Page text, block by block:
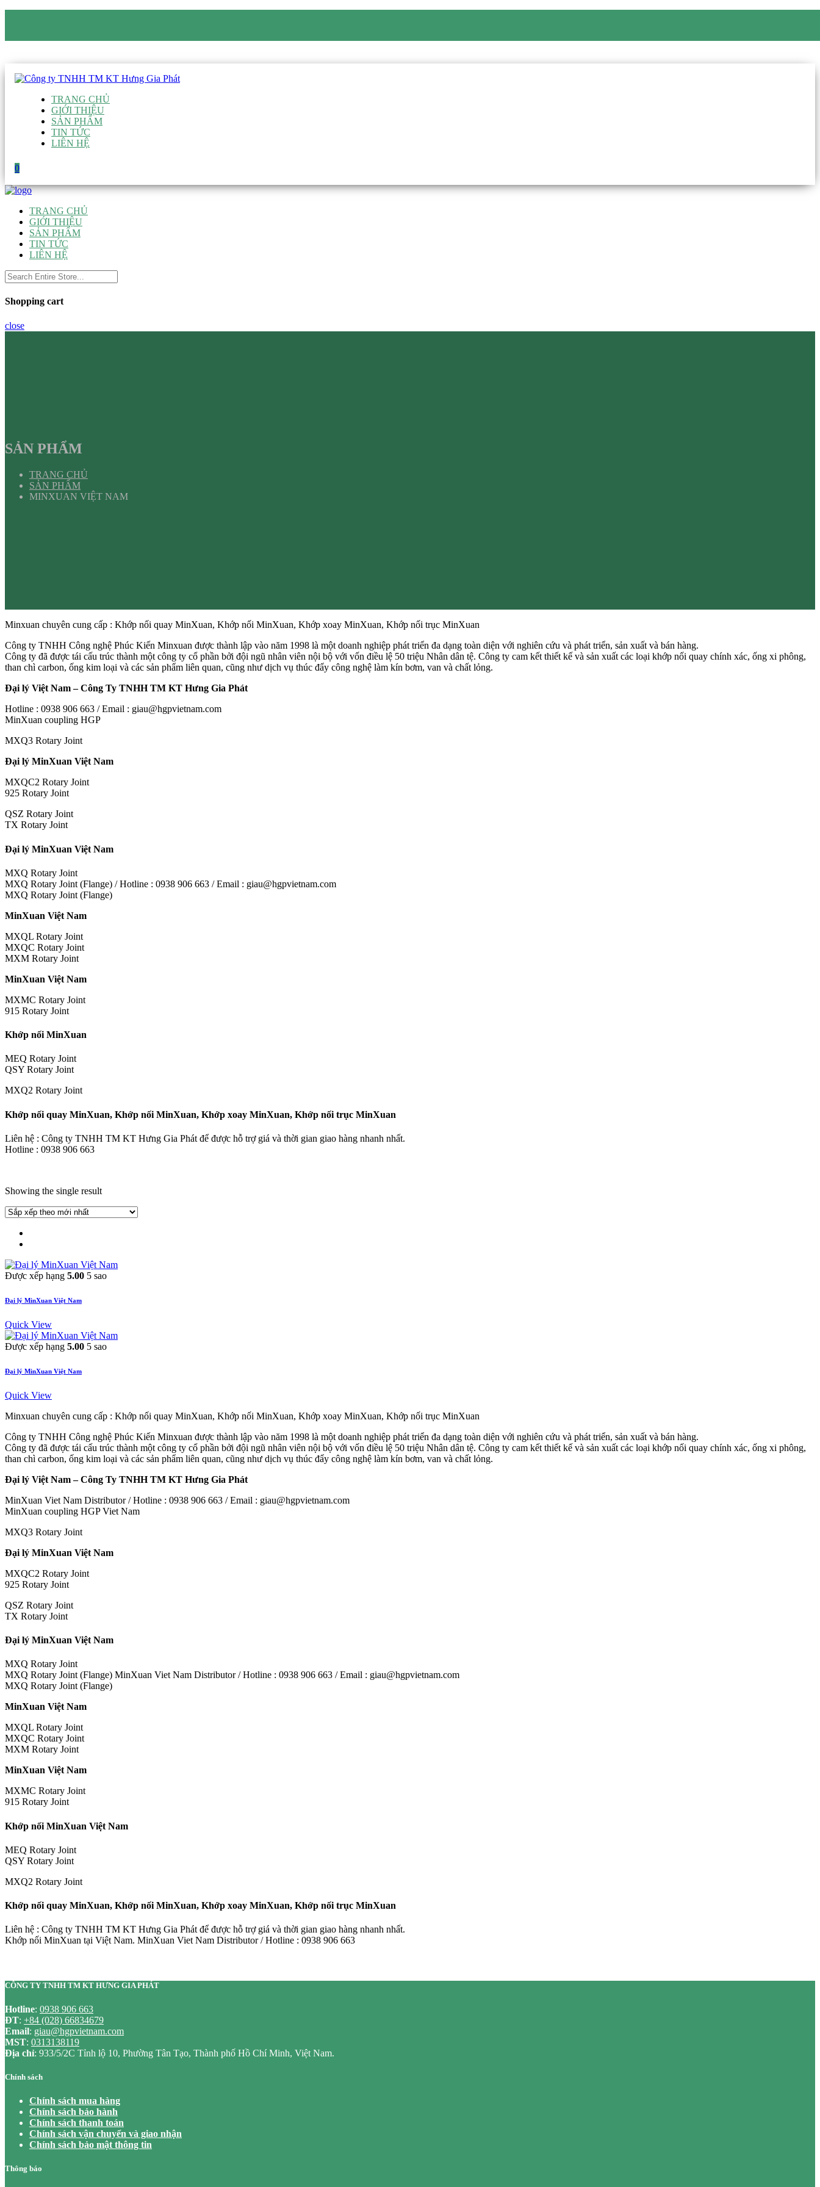
TRANG CHỦ
GIỚI THIỆU
SẢN PHẨM
TIN TỨC
LIÊN HỆ
0
TRANG CHỦ
GIỚI THIỆU
SẢN PHẨM
TIN TỨC
LIÊN HỆ
Shopping cart
close
SẢN PHẨM
TRANG CHỦ
SẢN PHẨM
MINXUAN VIỆT NAM
Minxuan chuyên cung cấp : Khớp nối quay MinXuan, Khớp nối MinXuan, Khớp xoay MinXuan, Khớp nối trục MinXuan
Công ty TNHH Công nghệ Phúc Kiến Minxuan được thành lập vào năm 1998 là một doanh nghiệp phát triển đa dạng toàn diện với nghiên cứu và phát triển, sản xuất và bán hàng.
Công ty đã được tái cấu trúc thành một công ty cổ phần bởi đội ngũ nhân viên nội bộ với vốn điều lệ 50 triệu Nhân dân tệ. Công ty cam kết thiết kế và sản xuất các loại khớp nối quay chính xác, ống xi phông,
than chì carbon, ống kim loại và các sản phẩm liên quan, cũng như dịch vụ thúc đẩy công nghệ làm kín bơm, van và chất lỏng.
Đại lý Việt Nam – Công Ty TNHH TM KT Hưng Gia Phát
Hotline : 0938 906 663 / Email : giau@hgpvietnam.com
MinXuan coupling HGP
MXQ3 Rotary Joint
Đại lý MinXuan Việt Nam
MXQC2 Rotary Joint
925 Rotary Joint
QSZ Rotary Joint
TX Rotary Joint
Đại lý MinXuan Việt Nam
MXQ Rotary Joint
MXQ Rotary Joint (Flange) / Hotline : 0938 906 663 / Email : giau@hgpvietnam.com
MXQ Rotary Joint (Flange)
MinXuan Việt Nam
MXQL Rotary Joint
MXQC Rotary Joint
MXM Rotary Joint
MinXuan Việt Nam
MXMC Rotary Joint
915 Rotary Joint
Khớp nối MinXuan
MEQ Rotary Joint
QSY Rotary Joint
MXQ2 Rotary Joint
Khớp nối quay MinXuan, Khớp nối MinXuan, Khớp xoay MinXuan, Khớp nối trục MinXuan
Liên hệ : Công ty TNHH TM KT Hưng Gia Phát để được hỗ trợ giá và thời gian giao hàng nhanh nhất.
Hotline : 0938 906 663
Showing the single result
Được xếp hạng 5.00 5 sao
Đại lý MinXuan Việt Nam
Quick View
Được xếp hạng 5.00 5 sao
Đại lý MinXuan Việt Nam
Quick View
Minxuan chuyên cung cấp : Khớp nối quay MinXuan, Khớp nối MinXuan, Khớp xoay MinXuan, Khớp nối trục MinXuan
Công ty TNHH Công nghệ Phúc Kiến Minxuan được thành lập vào năm 1998 là một doanh nghiệp phát triển đa dạng toàn diện với nghiên cứu và phát triển, sản xuất và bán hàng.
Công ty đã được tái cấu trúc thành một công ty cổ phần bởi đội ngũ nhân viên nội bộ với vốn điều lệ 50 triệu Nhân dân tệ. Công ty cam kết thiết kế và sản xuất các loại khớp nối quay chính xác, ống xi phông,
than chì carbon, ống kim loại và các sản phẩm liên quan, cũng như dịch vụ thúc đẩy công nghệ làm kín bơm, van và chất lỏng.
Đại lý Việt Nam – Công Ty TNHH TM KT Hưng Gia Phát
MinXuan Viet Nam Distributor / Hotline : 0938 906 663 / Email : giau@hgpvietnam.com
MinXuan coupling HGP Viet Nam
MXQ3 Rotary Joint
Đại lý MinXuan Việt Nam
MXQC2 Rotary Joint
925 Rotary Joint
QSZ Rotary Joint
TX Rotary Joint
Đại lý MinXuan Việt Nam
MXQ Rotary Joint
MXQ Rotary Joint (Flange) MinXuan Viet Nam Distributor / Hotline : 0938 906 663 / Email : giau@hgpvietnam.com
MXQ Rotary Joint (Flange)
MinXuan Việt Nam
MXQL Rotary Joint
MXQC Rotary Joint
MXM Rotary Joint
MinXuan Việt Nam
MXMC Rotary Joint
915 Rotary Joint
Khớp nối MinXuan Việt Nam
MEQ Rotary Joint
QSY Rotary Joint
MXQ2 Rotary Joint
Khớp nối quay MinXuan, Khớp nối MinXuan, Khớp xoay MinXuan, Khớp nối trục MinXuan
Liên hệ : Công ty TNHH TM KT Hưng Gia Phát để được hỗ trợ giá và thời gian giao hàng nhanh nhất.
Khớp nối MinXuan tại Việt Nam. MinXuan Viet Nam Distributor / Hotline : 0938 906 663
CÔNG TY TNHH TM KT HƯNG GIA PHÁT
Hotline: 0938 906 663
ĐT: +84 (028) 66834679
Email: giau@hgpvietnam.com
MST: 0313138119
Địa chỉ: 933/5/2C Tỉnh lộ 10, Phường Tân Tạo, Thành phố Hồ Chí Minh, Việt Nam.
Chính sách
Chính sách mua hàng
Chính sách bảo hành
Chính sách thanh toán
Chính sách vận chuyển và giao nhận
Chính sách bảo mật thông tin
Thông báo